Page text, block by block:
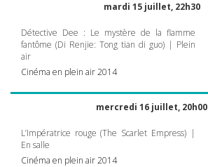
mardi 15 juillet, 22h30
Détective Dee : Le mystère de la flamme
fantôme (Di Renjie: Tong tian di guo) | Plein
air
Cinéma en plein air 2014
mercredi 16 juillet, 20h00
L’Impératrice rouge (The Scarlet Empress) |
En salle
Cinéma en plein air 2014